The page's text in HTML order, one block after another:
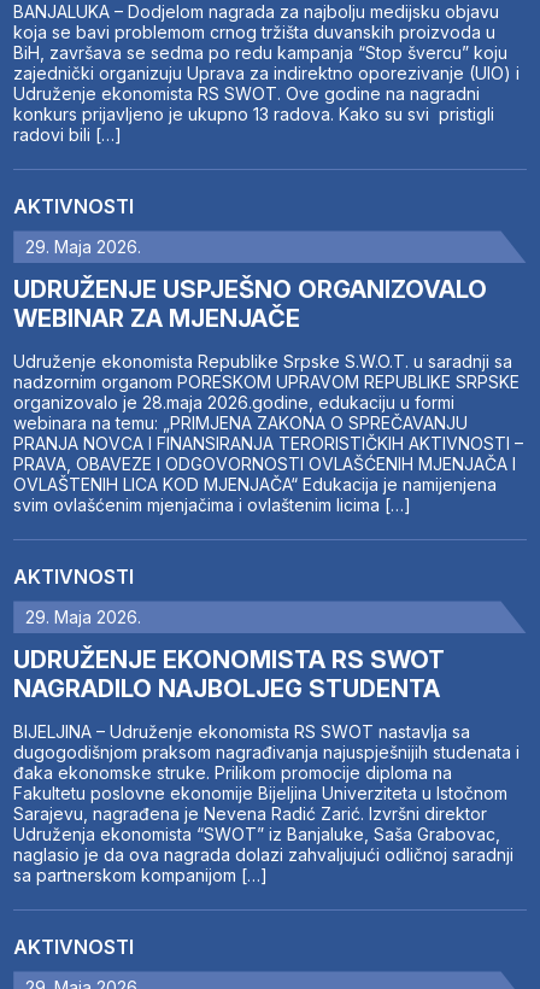
BANJALUKA – Dodjelom nagrada za najbolju medijsku objavu
koja se bavi problemom crnog tržišta duvanskih proizvoda u
BiH, završava se sedma po redu kampanja “Stop švercu” koju
zajednički organizuju Uprava za indirektno oporezivanje (UIO) i
Udruženje ekonomista RS SWOT. Ove godine na nagradni
konkurs prijavljeno je ukupno 13 radova. Kako su svi pristigli
radovi bili […]
AKTIVNOSTI
29. Maja 2026.
UDRUŽENJE USPJEŠNO ORGANIZOVALO
WEBINAR ZA MJENJAČE
Udruženje ekonomista Republike Srpske S.W.O.T. u saradnji sa
nadzornim organom PORESKOM UPRAVOM REPUBLIKE SRPSKE
organizovalo je 28.maja 2026.godine, edukaciju u formi
webinara na temu: „PRIMJENA ZAKONA O SPREČAVANJU
PRANJA NOVCA I FINANSIRANJA TERORISTIČKIH AKTIVNOSTI –
PRAVA, OBAVEZE I ODGOVORNOSTI OVLAŠĆENIH MJENJAČA I
OVLAŠTENIH LICA KOD MJENJAČA“ Edukacija je namijenjena
svim ovlašćenim mjenjačima i ovlaštenim licima […]
AKTIVNOSTI
29. Maja 2026.
UDRUŽENJE EKONOMISTA RS SWOT
NAGRADILO NAJBOLJEG STUDENTA
BIJELJINA – Udruženje ekonomista RS SWOT nastavlja sa
dugogodišnjom praksom nagrađivanja najuspješnijih studenata i
đaka ekonomske struke. Prilikom promocije diploma na
Fakultetu poslovne ekonomije Bijeljina Univerziteta u Istočnom
Sarajevu, nagrađena je Nevena Radić Zarić. Izvršni direktor
Udruženja ekonomista “SWOT” iz Banjaluke, Saša Grabovac,
naglasio je da ova nagrada dolazi zahvaljujući odličnoj saradnji
sa partnerskom kompanijom […]
AKTIVNOSTI